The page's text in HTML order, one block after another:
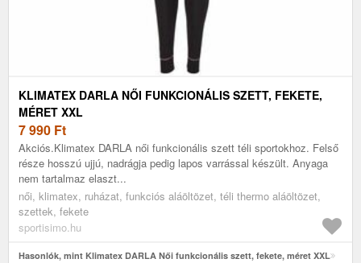
KLIMATEX DARLA NŐI FUNKCIONÁLIS SZETT, FEKETE,
MÉRET XXL
7 990 Ft
Akciós.Klimatex DARLA női funkcionális szett téli sportokhoz. Felső
része hosszú ujjú, nadrágja pedig lapos varrással készült. Anyaga
nem tartalmaz elaszt...
női, klimatex, ruházat, funkciós aláöltözet, téli thermo aláöltözet,
szettek, fekete
sportisimo.hu
Hasonlók, mint Klimatex DARLA Női funkcionális szett, fekete, méret XXL